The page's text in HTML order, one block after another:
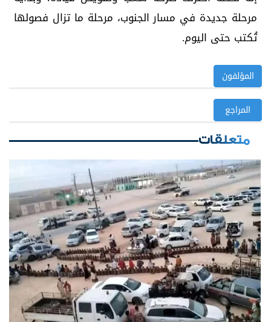
مرحلة جديدة في مسار الجنوب، مرحلة ما تزال فصولها
تُكتب حتى اليوم.
المؤلفون
المراجع
متعلقات